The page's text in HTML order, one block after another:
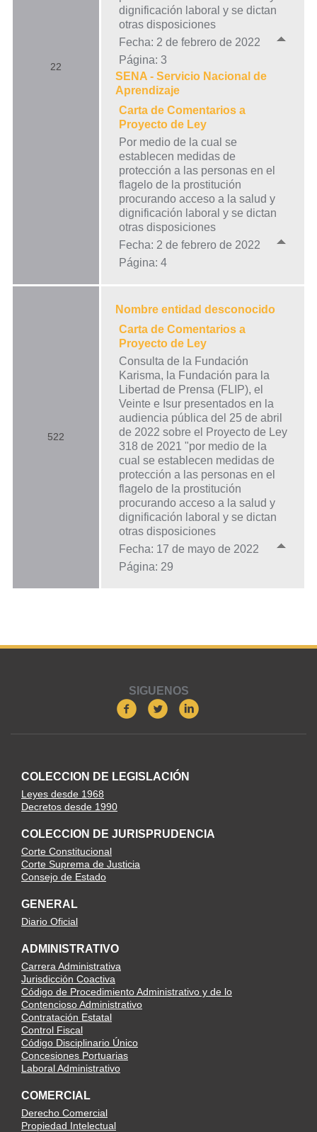
22
dignificación laboral y se dictan
otras disposiciones
Fecha: 2 de febrero de 2022
Página: 3
SENA - Servicio Nacional de
Aprendizaje
Carta de Comentarios a
Proyecto de Ley
Por medio de la cual se
establecen medidas de
protección a las personas en el
flagelo de la prostitución
procurando acceso a la salud y
dignificación laboral y se dictan
otras disposiciones
Fecha: 2 de febrero de 2022
Página: 4
522
Nombre entidad desconocido
Carta de Comentarios a
Proyecto de Ley
Consulta de la Fundación
Karisma, la Fundación para la
Libertad de Prensa (FLIP), el
Veinte e Isur presentados en la
audiencia pública del 25 de abril
de 2022 sobre el Proyecto de Ley
318 de 2021 "por medio de la
cual se establecen medidas de
protección a las personas en el
flagelo de la prostitución
procurando acceso a la salud y
dignificación laboral y se dictan
otras disposiciones
Fecha: 17 de mayo de 2022
Página: 29
SIGUENOS
COLECCION DE LEGISLACIÓN
Leyes desde 1968
Decretos desde 1990
COLECCION DE JURISPRUDENCIA
Corte Constitucional
Corte Suprema de Justicia
Consejo de Estado
GENERAL
Diario Oficial
ADMINISTRATIVO
Carrera Administrativa
Jurisdicción Coactiva
Código de Procedimiento Administrativo y de lo
Contencioso Administrativo
Contratación Estatal
Control Fiscal
Código Disciplinario Único
Concesiones Portuarias
Laboral Administrativo
COMERCIAL
Derecho Comercial
Propiedad Intelectual